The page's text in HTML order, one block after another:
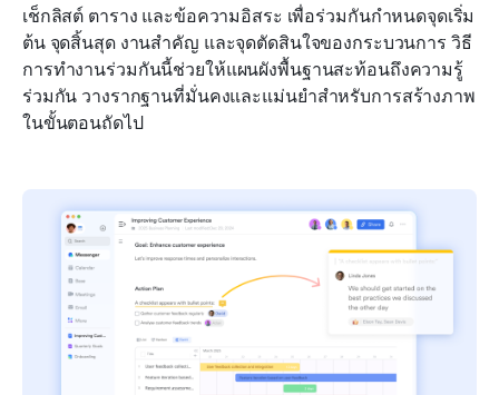
เช็กลิสต์ ตาราง และข้อความอิสระ เพื่อร่วมกันกำหนดจุดเริ่ม
ต้น จุดสิ้นสุด งานสำคัญ และจุดตัดสินใจของกระบวนการ วิธี
การทำงานร่วมกันนี้ช่วยให้แผนผังพื้นฐานสะท้อนถึงความรู้
ร่วมกัน วางรากฐานที่มั่นคงและแม่นยำสำหรับการสร้างภาพ
ในขั้นตอนถัดไป